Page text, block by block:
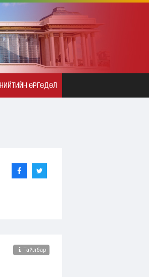
НИЙТИЙН ӨРГӨДӨЛ
Тайлбар